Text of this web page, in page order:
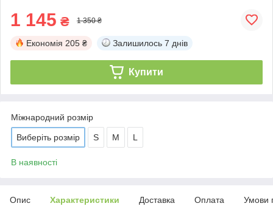
1 145 ₴ 1 350 ₴
Економія 205 ₴ Залишилось 7 днів
Купити
Міжнародний розмір
Виберіть розмір S M L
В наявності
Опис Характеристики Доставка Оплата Умови